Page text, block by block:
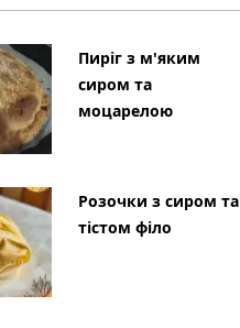
Пиріг з м'яким
сиром та
моцарелою
Розочки з сиром та
тістом філо